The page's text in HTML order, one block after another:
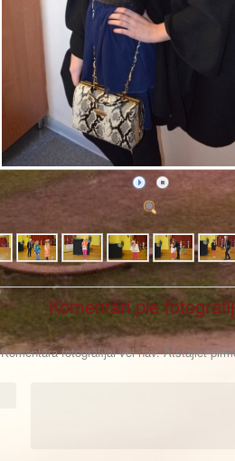
Komentāri pie
Komentāra fotogrāfijai vēl nav. Atstājiet